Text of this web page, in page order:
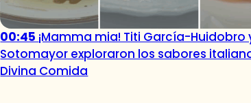
00:45 ¡Mamma mia! Titi García-Huidobro
Sotomayor exploraron los sabores
Divina Comida